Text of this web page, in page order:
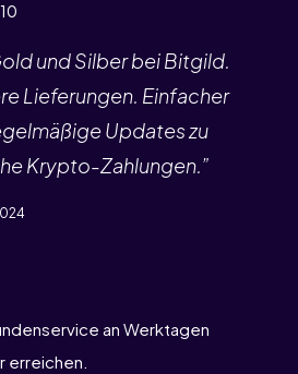
und Silber bei Bitgild.
Lieferungen. Einfacher
Updates zu
Krypto-Zahlungen.”
an Werktagen
erreichen.